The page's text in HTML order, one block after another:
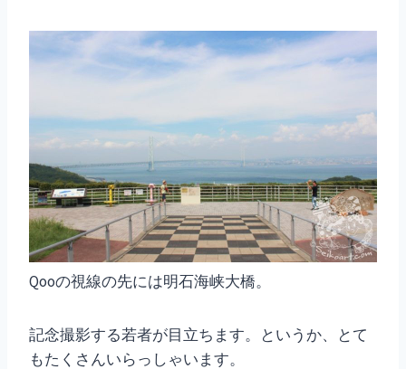
Qooの視線の先には明石海峡大橋。
記念撮影する若者が目立ちます。というか、とて
もたくさんいらっしゃいます。